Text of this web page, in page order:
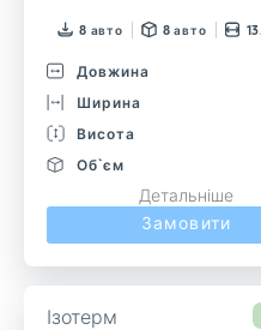
8 авто 8 авто
Довжина
Ширина
Висота
Об`єм
Детальніше
Замовити
Ізотерм